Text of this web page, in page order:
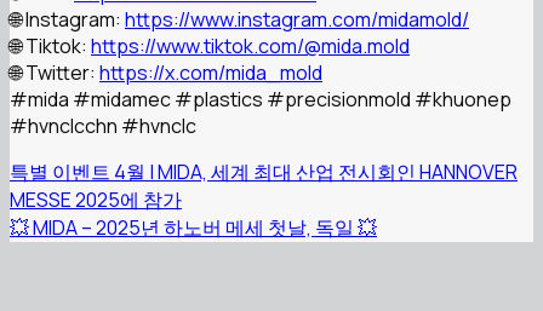
🌐 Instagram: https://www.instagram.com/midamold/
🌐 Tiktok: https://www.tiktok.com/@mida.mold
🌐 Twitter: https://x.com/mida_mold
#mida #midamec#plastics #precisionmold #khuonep
#hvnclcchn #hvnclc
특별 이벤트 4월 | MIDA, 세계 최대 산업 전시회인 HANNOVER
MESSE 2025에 참가
💥 MIDA – 2025년 하노버 메세 첫날, 독일 💥